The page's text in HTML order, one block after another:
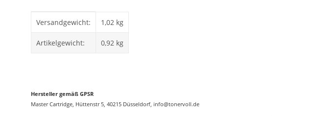
Versandgewicht: 1,02 kg
Artikelgewicht: 0,92 kg
Hersteller gemäß GPSR
Master Cartridge, Hüttenstr 5, 40215 Düsseldorf, info@tonervoll.de